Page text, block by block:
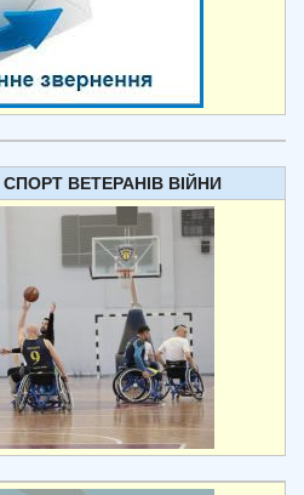
ВЕТЕРАНІВ ВІЙНИ